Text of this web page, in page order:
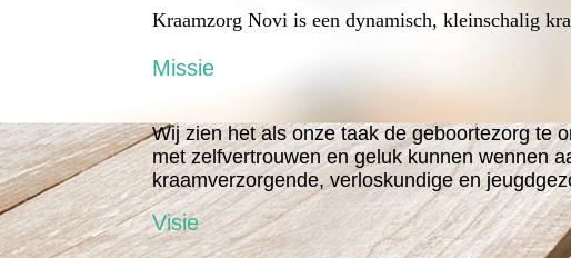
Kraamzorg Novi is een dynamisch, kleinschalig
Missie
Wij zien het als onze taak de geboortezorg te
met zelfvertrouwen en geluk kunnen wennen
kraamverzorgende, verloskundige en
Visie